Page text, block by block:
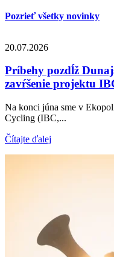
Pozrieť všetky novinky
20.07.2026
Príbehy pozdĺž
zavŕšenie projektu
Na konci júna sme v
Cycling (IBC,...
Čítajte ďalej